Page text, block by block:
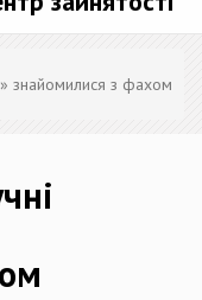
знайомилися з фахом